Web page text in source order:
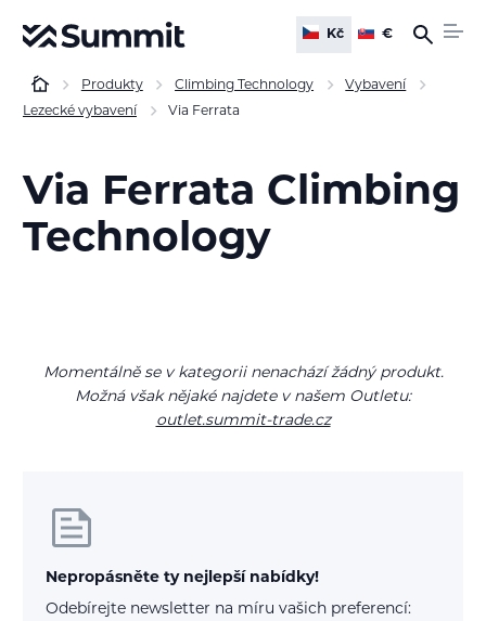
Kč €
Produkty Climbing Technology
Vybavení
Lezecké vybavení
Via Ferrata
Via Ferrata Climbing
Technology
Momentálně se v kategorii nenachází žádný produkt.
Možná však nějaké najdete v našem Outletu:
outlet.summit-trade.cz
Nepropásněte ty nejlepší nabídky!
Odebírejte newsletter na míru vašich preferencí: